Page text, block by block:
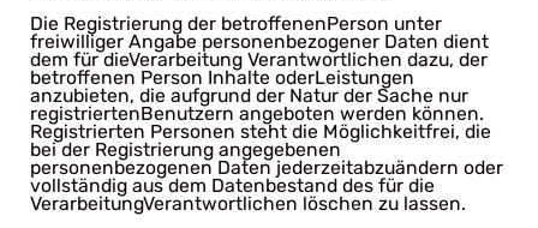
Die Registrierung der betroffenenPerson unter
freiwilliger Angabe personenbezogener Daten dient
dem für dieVerarbeitung Verantwortlichen dazu, der
betroffenen Person Inhalte oderLeistungen
anzubieten, die aufgrund der Natur der Sache nur
registriertenBenutzern angeboten werden können.
Registrierten Personen steht die Möglichkeitfrei, die
bei der Registrierung angegebenen
personenbezogenen Daten jederzeitabzuändern oder
vollständig aus dem Datenbestand des für die
VerarbeitungVerantwortlichen löschen zu lassen.